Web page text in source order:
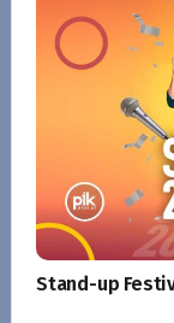
Stand-up